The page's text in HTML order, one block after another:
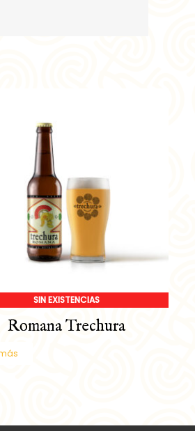
SIN EXISTENCIAS
Romana Trechura